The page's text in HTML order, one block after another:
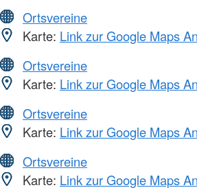
Ortsvereine
Karte: Link zur Google Maps
Ortsvereine
Karte: Link zur Google Maps
Ortsvereine
Karte: Link zur Google Maps
Ortsvereine
Karte: Link zur Google Maps